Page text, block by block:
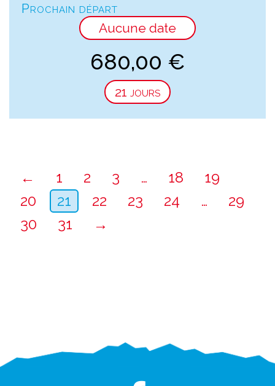
Prochain départ
Aucune date
680,00 €
21 jours
← 1 2 3 … 18
19
20
21 22 23 24 …
29
30
31 →